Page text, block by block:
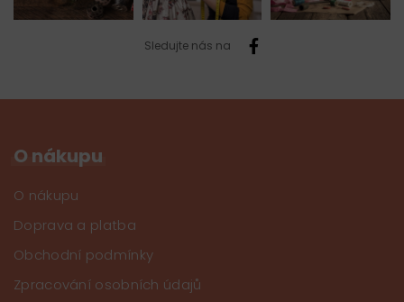
Sledujte nás na
O nákupu
O nákupu
Doprava a platba
Obchodní podmínky
Zpracování osobních údajů